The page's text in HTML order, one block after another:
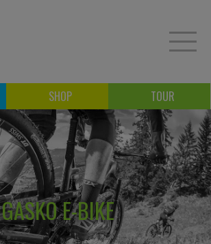
SHOP TOUR
GASKO E-BIKE